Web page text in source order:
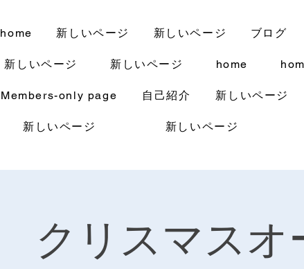
home 新しいページ 新しいページ ブログ
新しいページ 新しいページ home
Members-only page 自己紹介 新しいページ
新しいページ 新しいページ
クリスマスオ